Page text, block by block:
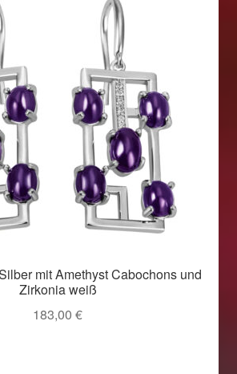
mit Amethyst Cabochons und
Zirkonia weiß
183,00 €